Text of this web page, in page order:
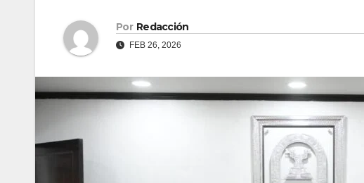
Por Redacción
FEB 26, 2026